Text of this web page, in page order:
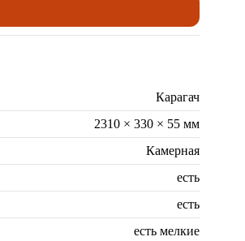
Карагач
2310 × 330 × 55 мм
Камерная
есть
есть
есть мелкие